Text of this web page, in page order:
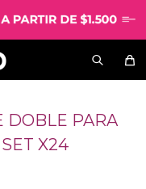
DOBLE PARA
X24